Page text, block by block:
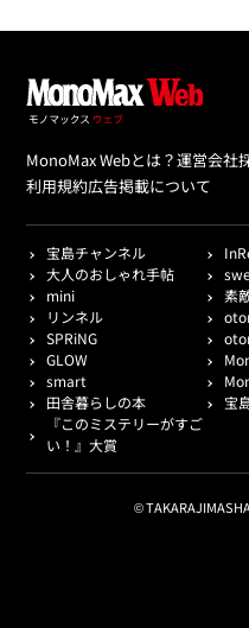
MonoMax Webとは？運営会社
利用規約広告掲載について
宝島チャンネル
大人のおしゃれ手帖
mini
素
リンネル
SPRiNG
GLOW
smart
田舎暮らしの本
宝
『このミステリーがすご
い！』大賞
©